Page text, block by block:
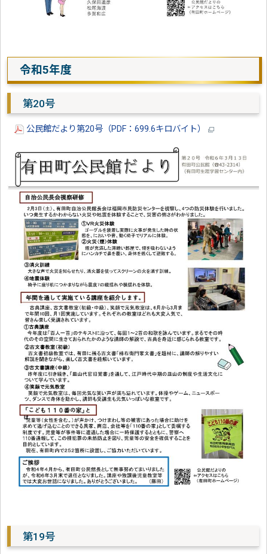
令和5年度
第20号
公民館だより第20号（PDF：699.6キロバイト）
第19号